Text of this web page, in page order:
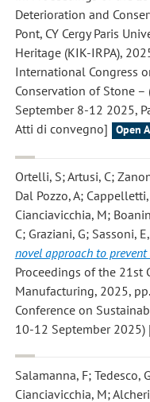
Deterioration and
Pont, CY Cergy Paris
Heritage (KIK-IRPA),
International Congress
Conservation of Stone –
September 8-12 2025,
Atti di convegno]
Open
Ortelli, S; Artusi, C;
Dal Pozzo, A;
Cianciavicchia, M;
C; Graziani, G; Sassoni, E,
novel approach to
Proceedings of the 21st
Manufacturing, 2025,
Conference on
10-12 September
Salamanna, F; Tedesco,
Cianciavicchia, M;